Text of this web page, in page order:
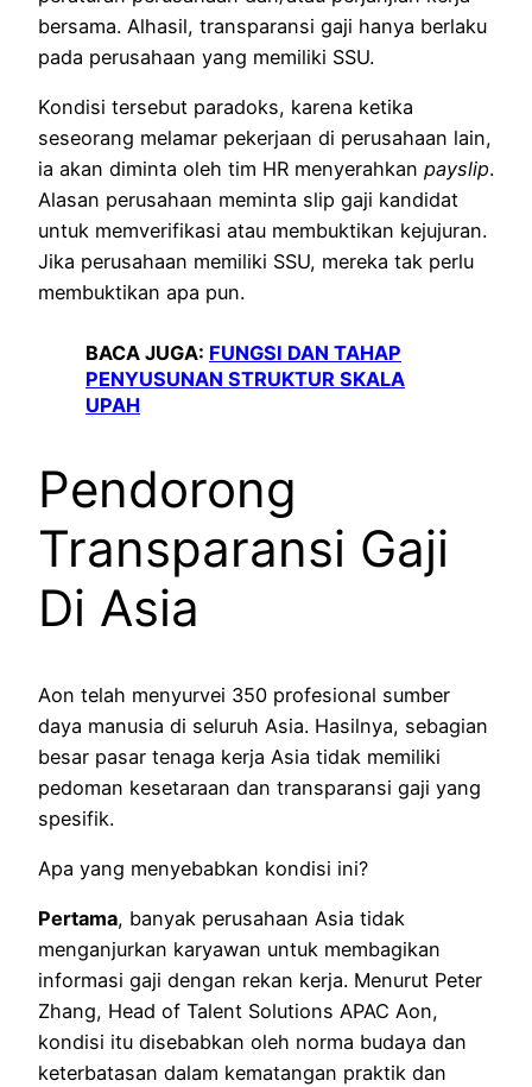
bersama. Alhasil, transparansi gaji hanya berlaku
pada perusahaan yang memiliki SSU.
Kondisi tersebut paradoks, karena ketika
seseorang melamar pekerjaan di perusahaan lain,
ia akan diminta oleh tim HR menyerahkan payslip.
Alasan perusahaan meminta slip gaji kandidat
untuk memverifikasi atau membuktikan kejujuran.
Jika perusahaan memiliki SSU, mereka tak perlu
membuktikan apa pun.
BACA JUGA: FUNGSI DAN TAHAP
PENYUSUNAN STRUKTUR SKALA
UPAH
Pendorong
Transparansi Gaji
Di Asia
Aon telah menyurvei 350 profesional sumber
daya manusia di seluruh Asia. Hasilnya, sebagian
besar pasar tenaga kerja Asia tidak memiliki
pedoman kesetaraan dan transparansi gaji yang
spesifik.
Apa yang menyebabkan kondisi ini?
Pertama, banyak perusahaan Asia tidak
menganjurkan karyawan untuk membagikan
informasi gaji dengan rekan kerja. Menurut Peter
Zhang, Head of Talent Solutions APAC Aon,
kondisi itu disebabkan oleh norma budaya dan
keterbatasan dalam kematangan praktik dan